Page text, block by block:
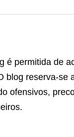
é permitida de
blog reserva-se
ofensivos,